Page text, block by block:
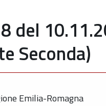
del
Seconda)
Emilia-Romagna